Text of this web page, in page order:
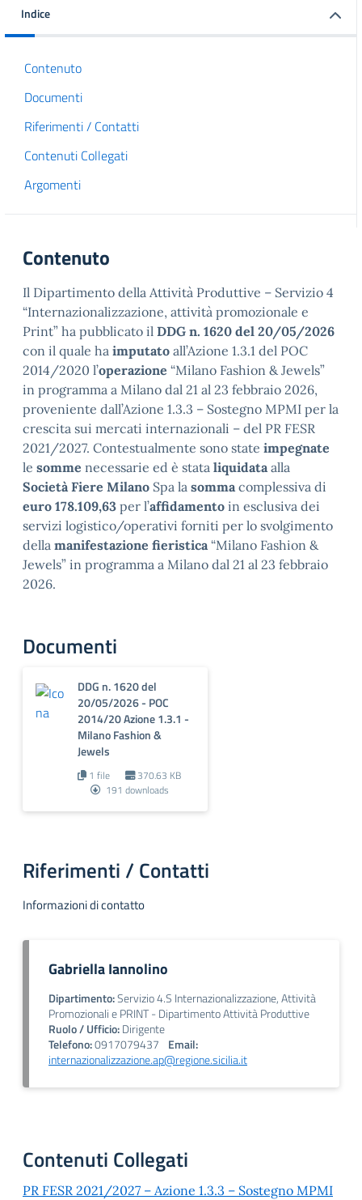
Indice
Contenuto
Documenti
Riferimenti / Contatti
Contenuti Collegati
Argomenti
Contenuto
Il Dipartimento della Attività Produttive – Servizio 4
“Internazionalizzazione, attività promozionale e
Print” ha pubblicato il DDG n. 1620 del 20/05/2026
con il quale ha imputato all’Azione 1.3.1 del POC
2014/2020 l’operazione “Milano Fashion & Jewels”
in programma a Milano dal 21 al 23 febbraio 2026,
proveniente dall’Azione 1.3.3 – Sostegno MPMI per la
crescita sui mercati internazionali – del PR FESR
2021/2027. Contestualmente sono state impegnate
le somme necessarie ed è stata liquidataalla
Società Fiere Milano Spa la sommacomplessiva di
euro 178.109,63 per l’affidamento in esclusiva dei
servizi logistico/operativi forniti per lo svolgimento
della manifestazione fieristica“Milano Fashion &
Jewels” in programma a Milano dal 21 al 23 febbraio
2026.
Documenti
DDG n. 1620 del
20/05/2026 - POC
2014/20 Azione 1.3.1 -
Milano Fashion &
Jewels
1 file
370.63 KB
191 downloads
Riferimenti / Contatti
Informazioni di contatto
Gabriella Iannolino
Dipartimento:Servizio 4.S Internazionalizzazione, Attività
Promozionali e PRINT - Dipartimento Attività Produttive
Ruolo / Ufficio:Dirigente
Telefono:0917079437 Email:
internazionalizzazione.ap@regione.sicilia.it
Contenuti Collegati
PR FESR 2021/2027 – Azione 1.3.3 – Sostegno MPMI